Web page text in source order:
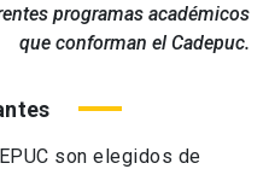
programas académicos
que conforman el Cadepuc.
son elegidos de